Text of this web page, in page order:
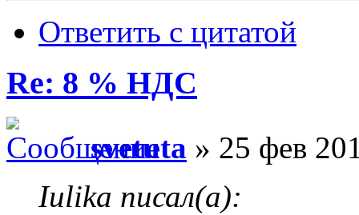
Ответить с цитатой
Re: 8 % НДС
svetuta » 25 фев
Iulika писал(а):